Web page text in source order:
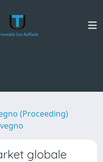
(Proceeding)
globale